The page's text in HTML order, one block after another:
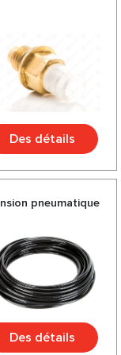
Des détails
pneumatique
Des détails